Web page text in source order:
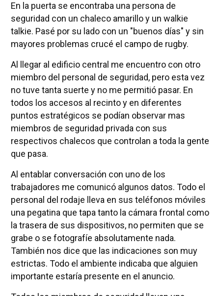
En la puerta se encontraba una persona de
seguridad con un chaleco amarillo y un walkie
talkie. Pasé por su lado con un "buenos días" y sin
mayores problemas crucé el campo de rugby.
Al llegar al edificio central me encuentro con otro
miembro del personal de seguridad, pero esta vez
no tuve tanta suerte y no me permitió pasar. En
todos los accesos al recinto y en diferentes
puntos estratégicos se podían observar mas
miembros de seguridad privada con sus
respectivos chalecos que controlan a toda la gente
que pasa.
Al entablar conversación con uno de los
trabajadores me comunicó algunos datos. Todo el
personal del rodaje lleva en sus teléfonos móviles
una pegatina que tapa tanto la cámara frontal como
la trasera de sus dispositivos, no permiten que se
grabe o se fotografíe absolutamente nada.
También nos dice que las indicaciones son muy
estrictas. Todo el ambiente indicaba que alguien
importante estaría presente en el anuncio.